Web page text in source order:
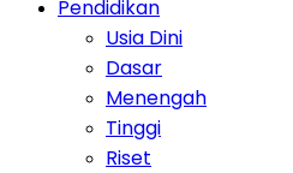
Pendidikan
Usia Dini
Dasar
Menengah
Tinggi
Riset